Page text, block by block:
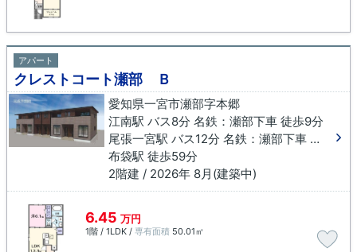
アパート
クレストコート瀬部 Ｂ
愛知県一宮市瀬部字本郷
江南駅 バス8分 名鉄：瀬部下車 徒歩9分
尾張一宮駅 バス12分 名鉄：瀬部下車 徒歩9分
布袋駅 徒歩59分
2階建 / 2026年 8月(建築中)
6.45 万円
1階 / 1LDK / 専有面積 50.01㎡